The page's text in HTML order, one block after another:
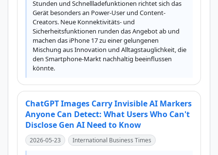
Stunden und Schnellladefunktionen richtet sich das
Gerät besonders an Power-User und Content-
Creators. Neue Konnektivitäts- und
Sicherheitsfunktionen runden das Angebot ab und
machen das iPhone 17 zu einer gelungenen
Mischung aus Innovation und Alltagstauglichkeit, die
den Smartphone-Markt nachhaltig beeinflussen
könnte.
ChatGPT Images Carry Invisible AI Markers
Anyone Can Detect: What Users Who Can't
Disclose Gen AI Need to Know
2026-05-23 International Business Times